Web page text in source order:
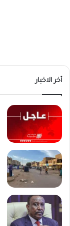
أخر الاخبار